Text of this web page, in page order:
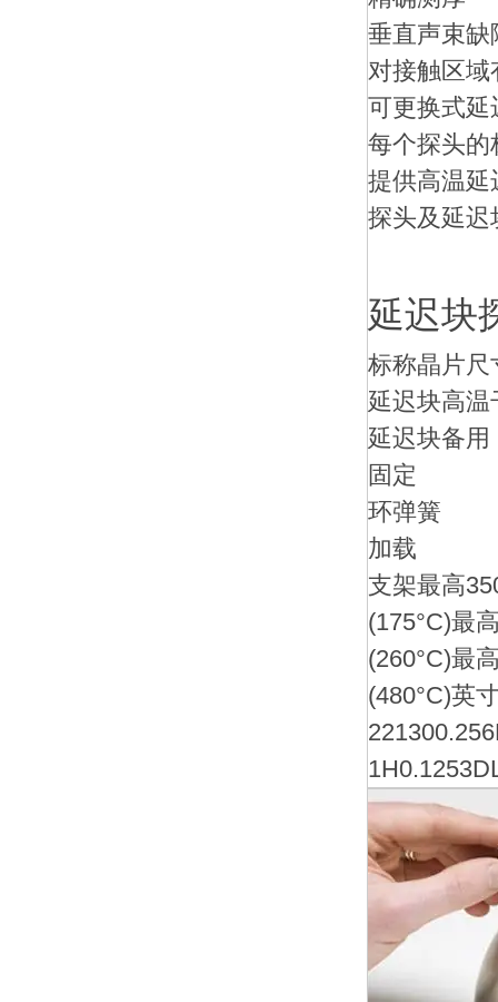
垂直声束缺
对接触区域
可更换式延
每个探头的
提供高温延
探头及延迟
延迟块
标称晶片
延迟块高
延迟块备用
固定
环弹簧
加载
支架最高
(175°C)最
(260°C)最
(480°C)英